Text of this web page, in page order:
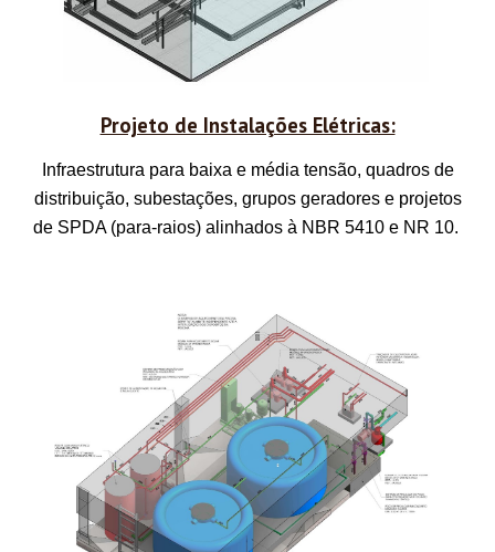
Projeto de Instalações Elétricas:
Infraestrutura para baixa e média tensão, quadros de
distribuição, subestações, grupos geradores e projetos
de SPDA (para-raios) alinhados à NBR 5410 e NR 10.